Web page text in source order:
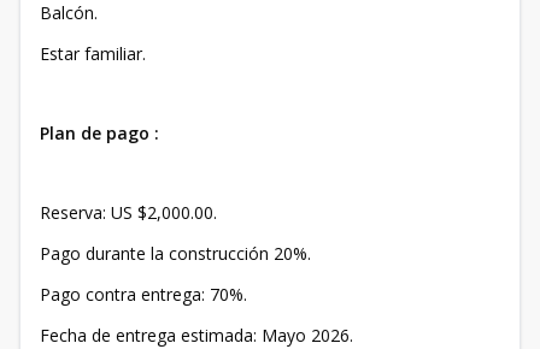
Balcón.
Estar familiar.
Plan de pago :
Reserva: US $2,000.00.
Pago durante la construcción 20%.
Pago contra entrega: 70%.
Fecha de entrega estimada: Mayo 2026.